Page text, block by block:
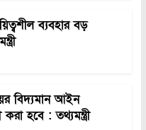
ব্যবহার বড়
বিদ্যমান আইন
হবে : তথ্যমন্ত্রী